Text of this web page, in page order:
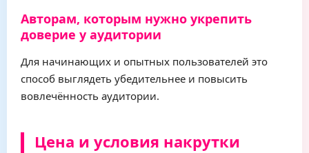
Авторам, которым нужно укрепить
доверие у аудитории
Для начинающих и опытных пользователей это
способ выглядеть убедительнее и повысить
вовлечённость аудитории.
Цена и условия накрутки